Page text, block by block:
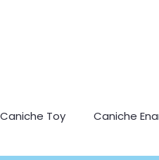
Caniche Toy Caniche